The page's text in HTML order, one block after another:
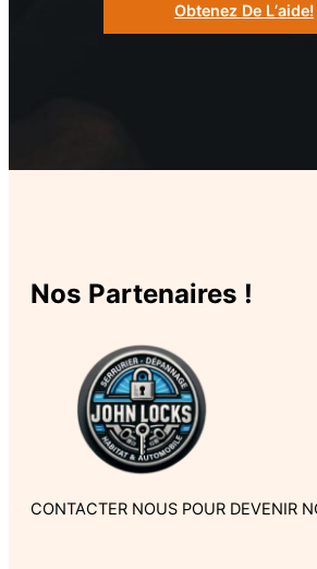
Obtenez De Lʼaide!
Nos Partenaires !
CONTACTER NOUS POUR DEVENIR